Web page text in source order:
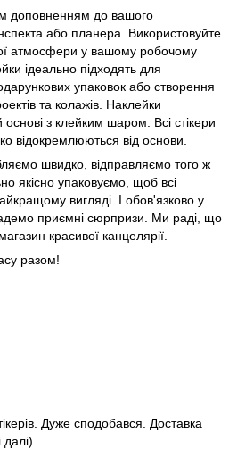
доповненням до вашого
або планера. Використовуйте
атмосфери у вашому робочому
ідеально підходять для
упаковок або створення
та колажів. Наклейки
основі з клейким шаром. Всі стікери
відокремлюються від основи.
швидко, відправляємо того ж
якісно упаковуємо, щоб всі
вигляді. І обов'язково у
приємні сюрпризи. Ми раді, що
красивої канцелярії.
разом!
Дуже сподобався. Доставка